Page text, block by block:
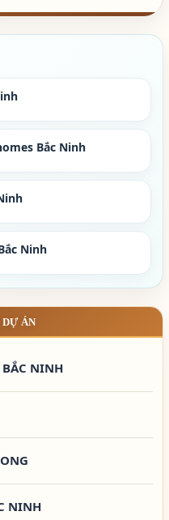
Bắc Ninh
Ninh
ÁN
NINH
NINH